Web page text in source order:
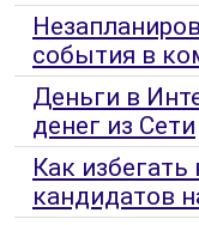
события в
Деньги в
денег из Сети
Как
кандидатов